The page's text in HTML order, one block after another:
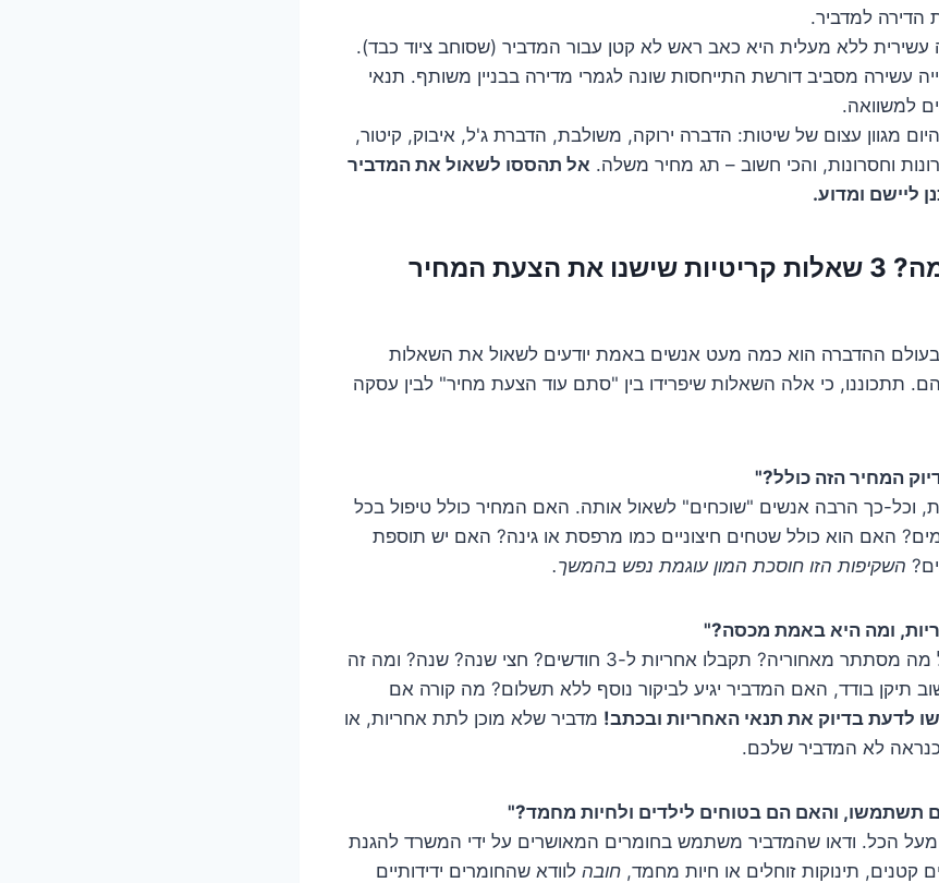
למדביר.
עשירית ללא מעלית היא כאב ראש לא קטן עבור המדביר (שסוחב ציוד כבד).
עשירה מסביב דורשת התייחסות שונה לגמרי מדירה בבניין משותף. תנאי
למשוואה.
מגוון עצום של שיטות: הדברה ירוקה, משולבת, הדברת ג'ל, איבוק, קיטור,
וחסרונות, והכי חשוב – תג מחיר משלה. אל תהססו לשאול את המדביר
ליישם ומדוע.
המדביר בא, ואז מה? 3 שאלות קריטיות שישנו את הצעת המחיר
ההדברה הוא כמה מעט אנשים באמת יודעים לשאול את השאלות
תתכוננו, כי אלה השאלות שיפרידו בין "סתם עוד הצעת מחיר" לבין עסקה
וכל-כך הרבה אנשים "שוכחים" לשאול אותה. האם המחיר כולל טיפול בכל
האם הוא כולל שטחים חיצוניים כמו מרפסת או גינה? האם יש תוספת
השקיפות הזו חוסכת המון עוגמת נפש בהמשך.
אחריות זו מילה יפה, אבל מה מסתתר מאחוריה? תקבלו אחריות ל-3 חודשים? חצי שנה? שנה? ומה זה
תיקן בודד, האם המדביר יגיע לביקור נוסף ללא תשלום? מה קורה אם
לדעת בדיוק את תנאי האחריות ובכתב! מדביר שלא מוכן לתת אחריות, או
לא המדביר שלכם.
מעל הכל. ודאו שהמדביר משתמש בחומרים המאושרים על ידי המשרד להגנת
קטנים, תינוקות זוחלים או חיות מחמד, חובה לוודא שהחומרים ידידותיים